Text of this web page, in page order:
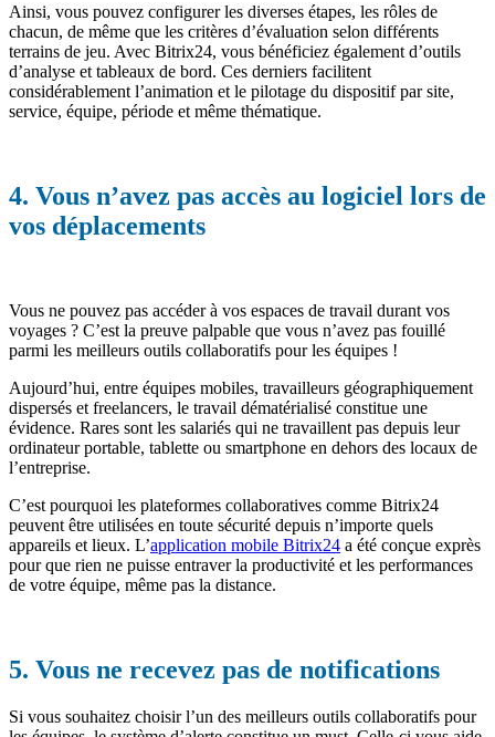
Ainsi, vous pouvez configurer les diverses étapes, les rôles de
chacun, de même que les critères d’évaluation selon différents
terrains de jeu. Avec Bitrix24, vous bénéficiez également d’outils
d’analyse et tableaux de bord. Ces derniers facilitent
considérablement l’animation et le pilotage du dispositif par site,
service, équipe, période et même thématique.
4. Vous n’avez pas accès au logiciel lors de
vos déplacements
Vous ne pouvez pas accéder à vos espaces de travail durant vos
voyages ? C’est la preuve palpable que vous n’avez pas fouillé
parmi les meilleurs outils collaboratifs pour les équipes !
Aujourd’hui, entre équipes mobiles, travailleurs géographiquement
dispersés et freelancers, le travail dématérialisé constitue une
évidence. Rares sont les salariés qui ne travaillent pas depuis leur
ordinateur portable, tablette ou smartphone en dehors des locaux de
l’entreprise.
C’est pourquoi les plateformes collaboratives comme Bitrix24
peuvent être utilisées en toute sécurité depuis n’importe quels
appareils et lieux. L’application mobile Bitrix24 a été conçue exprès
pour que rien ne puisse entraver la productivité et les performances
de votre équipe, même pas la distance.
5. Vous ne recevez pas de notifications
Si vous souhaitez choisir l’un des meilleurs outils collaboratifs pour